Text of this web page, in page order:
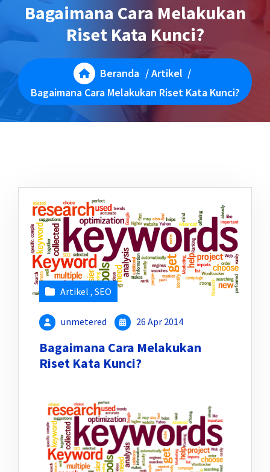
Bagaimana Cara Melakukan
Riset Kata Kunci?
Beranda /Artikel /
Bagaimana Cara Melakukan Riset Kata Kunci?
Artikel , SEO
unmetered 26 Apr 2014
Bagaimana Cara Melakukan
Riset Kata Kunci?